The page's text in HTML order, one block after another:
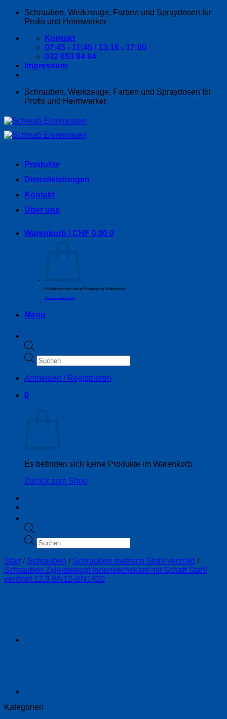
Zum
Schrauben, Werkzeuge, Farben und Spraydosen für
Profis und Heimwerker
Kontakt
07:45 - 11:45 / 13:15 - 17:00
032 653 84 84
Impressum
Schrauben, Werkzeuge, Farben und Spraydosen für
Profis und Heimwerker
Products
search
Anmelden / Registrieren
0
Es befinden sich keine Produkte im Warenkorb.
Zurück zum Shop
Produkte
Dienstleistungen
Kontakt
Über uns
Warenkorb / CHF 0.00 0
Es befinden sich keine Produkte im Warenkorb.
Zurück zum Shop
Menü
Products
search
Start / Schrauben / Schrauben metrisch Stahl verzinkt /
Schrauben Zylinderkopf Innensechskant mit Schaft Stahl
verzinkt 12.9 BN12-BN1420
Kategorien